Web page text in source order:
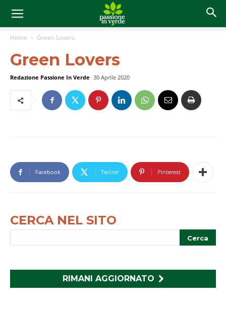
Home Green Lovers
Green Lovers
Redazione Passione In Verde 30 Aprile 2020
Facebook Twitter Pinterest
CERCA NEL SITO
RIMANI AGGIORNATO